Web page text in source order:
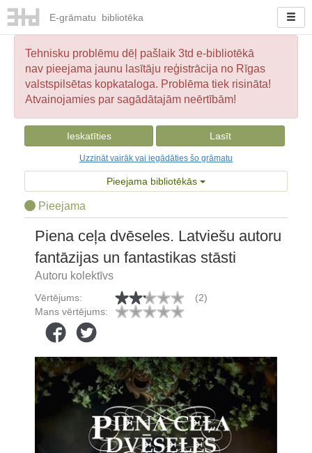
E-grāmatu bibliotēka
Tehnisku problēmu dēļ pašlaik 3td e-bibliotēkā
nav pieejama jaunu lasītāju reģistrācija no Rīgas
valstspilsētas kopkataloga. Problēma tiek risināta!
Atvainojamies par sagādātajām neērtībām!
Ieskatīties Lasīt
Uzzināt vairāk vai iegādāties šo grāmatu
Pieejama bibliotēkās
Pieejama
Piena ceļa dvēseles. Latviešu autoru
fantāzijas un fantastikas stāsti
Autoru kolektīvs
Vērtējums:
(2)
Mans vērtējums: